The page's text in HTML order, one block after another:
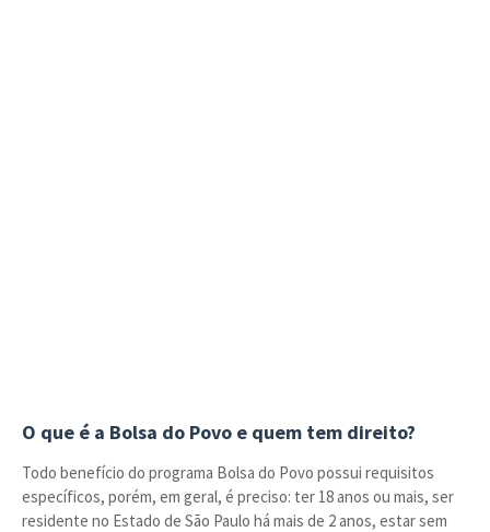
O que é a Bolsa do Povo e quem tem direito?
Todo benefício do programa Bolsa do Povo possui requisitos
específicos, porém, em geral, é preciso: ter 18 anos ou mais, ser
residente no Estado de São Paulo há mais de 2 anos, estar sem